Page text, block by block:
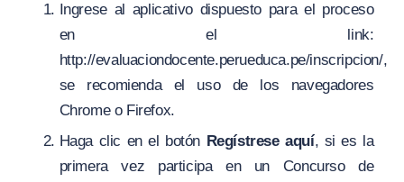
Ingrese al aplicativo dispuesto para el proceso
en el link:
http://evaluaciondocente.perueduca.pe/inscripcion/,
se recomienda el uso de los navegadores
Chrome o Firefox.
Haga clic en el botón Regístrese aquí, si es la
primera vez participa en un Concurso de